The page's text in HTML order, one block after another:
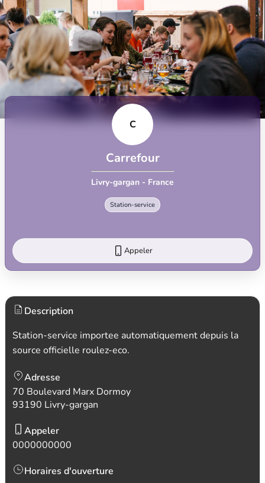
C
Carrefour
Livry-gargan - France
Station-service
Appeler
Description
Station-service importee automatiquement depuis la
source officielle roulez-eco.
Adresse
70 Boulevard Marx Dormoy
93190 Livry-gargan
Appeler
0000000000
Horaires d'ouverture